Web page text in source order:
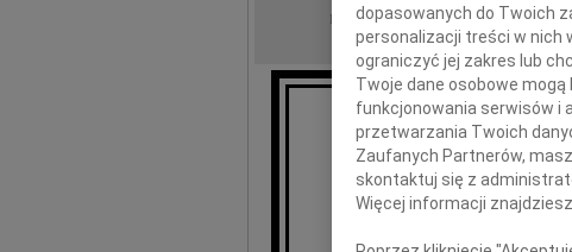
DATA EMISJI: 03.07.2026
Z głębokim
dopasowanych do Twoich
personalizacji treści w nich
ograniczyć jej zakres lub
Twoje dane osobowe
funkcjonowania serwisów i
przetwarzania Twoich
Zaufanych Partnerów,
skontaktuj się z
Więcej informacji